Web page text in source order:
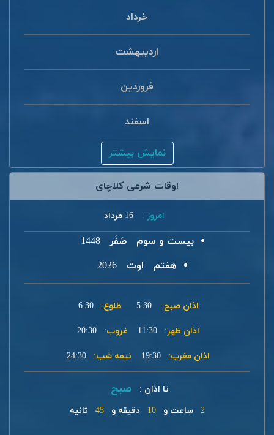
خرداد
اردیبهشت
فروردین
اسفند
نمایش بیشتر
اوقات شرعی کلاچای
امروز : 16 مرداد
بیست و سوم صَفَر
1448
هفتم
اوت 2026
اذان صبح: 5:30 طلوع: 6:30
اذان ظهر: 11:30 غروب: 20:30
اذان مغرب: 19:30 نیمه شب: 24:30
تا اذان : صبح
2 ساعت و 10 دقیقه و 45 ثانیه